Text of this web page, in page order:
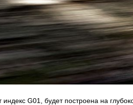
индекс G01, будет построена на